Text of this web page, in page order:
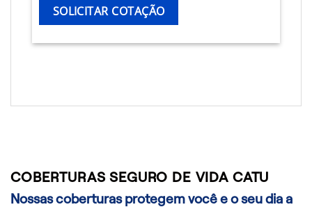
SOLICITAR COTAÇÃO
COBERTURAS SEGURO DE VIDA CATU
Nossas coberturas protegem você e o seu dia a